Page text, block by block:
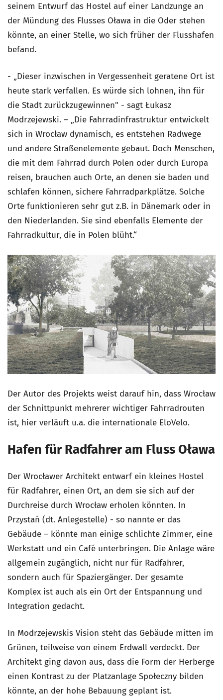
seinem Entwurf das Hostel auf einer Landzunge an
der Mündung des Flusses Oława in die Oder stehen
könnte, an einer Stelle, wo sich früher der Flusshafen
befand.
- „Dieser inzwischen in Vergessenheit geratene Ort ist
heute stark verfallen. Es würde sich lohnen, ihn für
die Stadt zurückzugewinnen" - sagt Łukasz
Modrzejewski. – „Die Fahrradinfrastruktur entwickelt
sich in Wrocław dynamisch, es entstehen Radwege
und andere Straßenelemente gebaut. Doch Menschen,
die mit dem Fahrrad durch Polen oder durch Europa
reisen, brauchen auch Orte, an denen sie baden und
schlafen können, sichere Fahrradparkplätze. Solche
Orte funktionieren sehr gut z.B. in Dänemark oder in
den Niederlanden. Sie sind ebenfalls Elemente der
Fahrradkultur, die in Polen blüht.“
Der Autor des Projekts weist darauf hin, dass Wrocław
der Schnittpunkt mehrerer wichtiger Fahrradrouten
ist, hier verläuft u.a. die internationale EloVelo.
Hafen für Radfahrer am Fluss Oława
Der Wrocławer Architekt entwarf ein kleines Hostel
für Radfahrer, einen Ort, an dem sie sich auf der
Durchreise durch Wrocław erholen könnten. In
Przystań (dt. Anlegestelle) - so nannte er das
Gebäude – könnte man einige schlichte Zimmer, eine
Werkstatt und ein Café unterbringen. Die Anlage wäre
allgemein zugänglich, nicht nur für Radfahrer,
sondern auch für Spaziergänger. Der gesamte
Komplex ist auch als ein Ort der Entspannung und
Integration gedacht.
In Modrzejewskis Vision steht das Gebäude mitten im
Grünen, teilweise von einem Erdwall verdeckt. Der
Architekt ging davon aus, dass die Form der Herberge
einen Kontrast zu der Platzanlage Społeczny bilden
könnte, an der hohe Bebauung geplant ist.